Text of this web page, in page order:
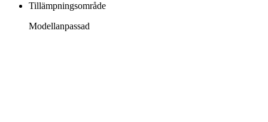
Tillämpningsområde
Modellanpassad